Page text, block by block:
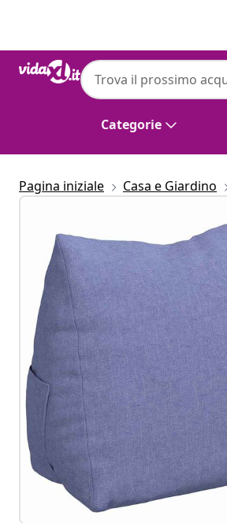
Categorie
Pagina iniziale Casa e Giardino